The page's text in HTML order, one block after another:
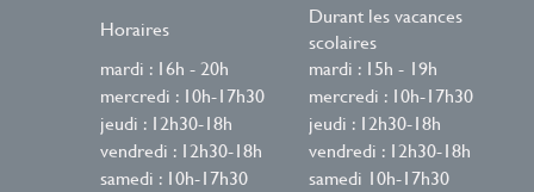
Horaires
Durant les vacances
scolaires
mardi : 16h - 20h
mardi : 15h - 19h
mercredi : 10h-17h30
mercredi : 10h-17h30
jeudi : 12h30-18h
jeudi : 12h30-18h
vendredi : 12h30-18h
vendredi : 12h30-18h
samedi : 10h-17h30
samedi 10h-17h30